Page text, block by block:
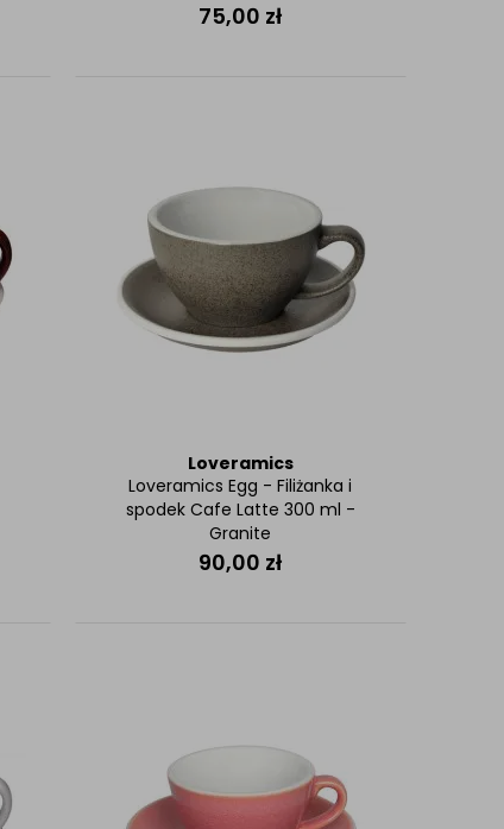
75,00 zł
Loveramics
Loveramics Egg - Filiżanka i
spodek Cafe Latte 300 ml -
Granite
90,00 zł